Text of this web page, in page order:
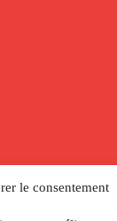
le consentement